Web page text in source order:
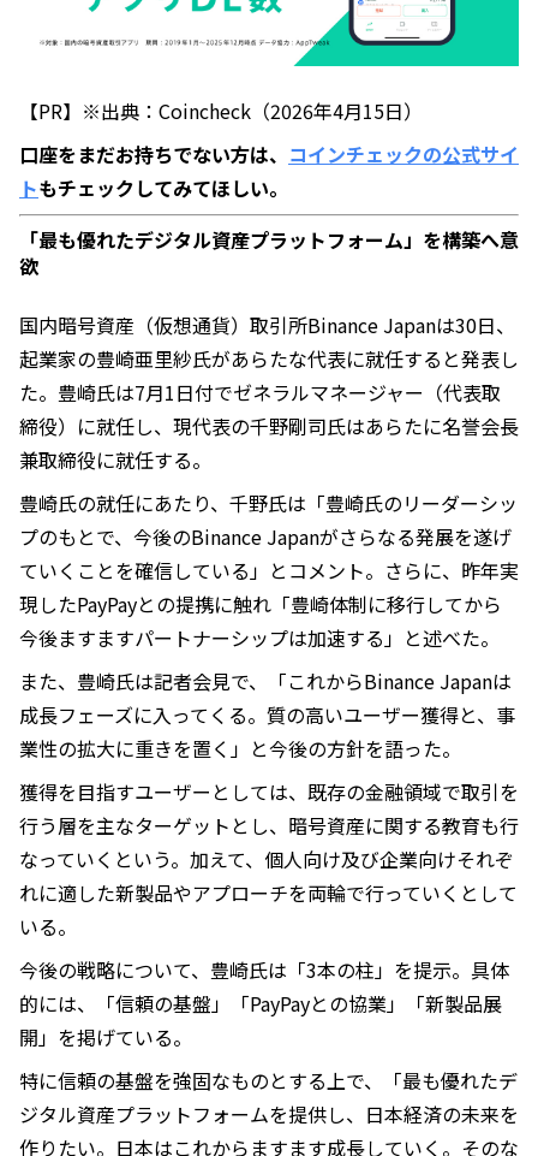
【PR】※出典：Coincheck（2026年4月15日）
口座をまだお持ちでない方は、 コインチェックの公式サイ
トもチェックしてみてほしい。
「最も優れたデジタル資産プラットフォーム」を構築へ意
欲
国内暗号資産（仮想通貨）取引所Binance Japanは30日、
起業家の豊崎亜里紗氏があらたな代表に就任すると発表し
た。豊崎氏は7月1日付でゼネラルマネージャー（代表取
締役）に就任し、現代表の千野剛司氏はあらたに名誉会長
兼取締役に就任する。
豊崎氏の就任にあたり、千野氏は「豊崎氏のリーダーシッ
プのもとで、今後のBinance Japanがさらなる発展を遂げ
ていくことを確信している」とコメント。さらに、昨年実
現したPayPayとの提携に触れ「豊崎体制に移行してから
今後ますますパートナーシップは加速する」と述べた。
また、豊崎氏は記者会見で、「これからBinance Japanは
成長フェーズに入ってくる。質の高いユーザー獲得と、事
業性の拡大に重きを置く」と今後の方針を語った。
獲得を目指すユーザーとしては、既存の金融領域で取引を
行う層を主なターゲットとし、暗号資産に関する教育も行
なっていくという。加えて、個人向け及び企業向けそれぞ
れに適した新製品やアプローチを両輪で行っていくとして
いる。
今後の戦略について、豊崎氏は「3本の柱」を提示。具体
的には、「信頼の基盤」「PayPayとの協業」「新製品展
開」を掲げている。
特に信頼の基盤を強固なものとする上で、「最も優れたデ
ジタル資産プラットフォームを提供し、日本経済の未来を
作りたい。日本はこれからますます成長していく。そのな